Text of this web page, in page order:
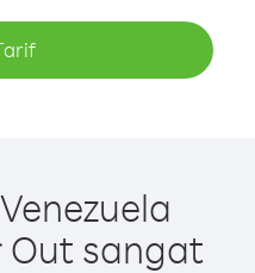
Out sangat